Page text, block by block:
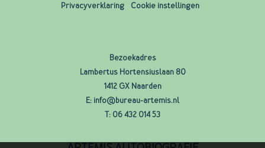
Privacyverklaring
Cookie instellingen
Bezoekadres
Lambertus Hortensiuslaan 80
1412 GX Naarden
E: info@bureau-artemis.nl
T: 06 432 014 53